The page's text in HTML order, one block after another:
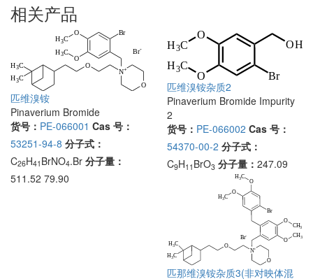
相关产品
匹维溴铵
Pinaverium Bromide
货号： PE-066001 Cas 号：
53251-94-8 分子式：
C26H41 BrNO4.Br 分子量：
511.52 79.90
匹维溴铵杂质2
Pinaverium Bromide Impurity
2
货号： PE-066002 Cas 号：
54370-00-2 分子式：
C9H11 BrO3 分子量： 247.09
匹那维溴铵杂质3(非对映体混